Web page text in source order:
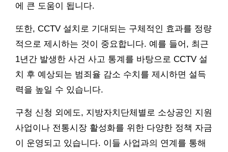
에 큰 도움이 됩니다.
또한, CCTV 설치로 기대되는 구체적인 효과를 정량
적으로 제시하는 것이 중요합니다. 예를 들어, 최근
1년간 발생한 사건 사고 통계를 바탕으로 CCTV 설
치 후 예상되는 범죄율 감소 수치를 제시하면 설득
력을 높일 수 있습니다.
구청 신청 외에도, 지방자치단체별로 소상공인 지원
사업이나 전통시장 활성화를 위한 다양한 정책 자금
이 운영되고 있습니다. 이들 사업과의 연계를 통해